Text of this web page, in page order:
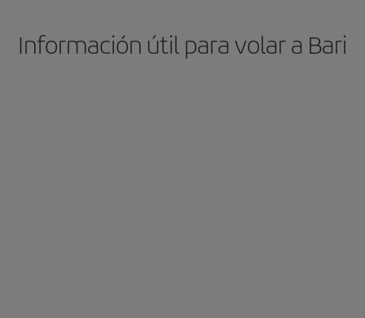
Información útil para volar a Bari